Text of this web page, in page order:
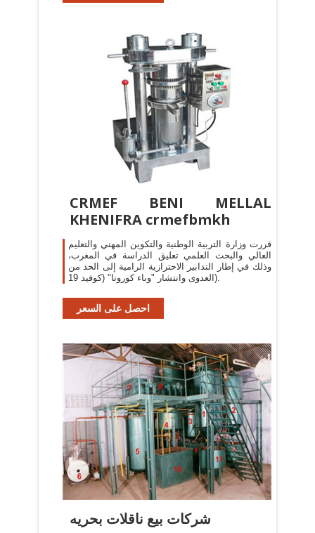
CRMEF BENI MELLAL
KHENIFRA crmefbmkh
قررت وزارة التربية الوطنية والتكوين المهني والتعليم
العالي والبحث العلمي تعليق الدراسة في المغرب،
وذلك في إطار التدابير الاحترازية الرامية إلى الحد من
العدوى وانتشار "وباء كورونا" (كوفيد 19).
احصل على السعر
شركات بيع ناقلات بحريه